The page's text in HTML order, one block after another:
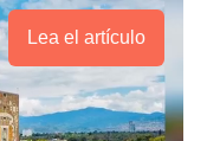
Lea el artículo